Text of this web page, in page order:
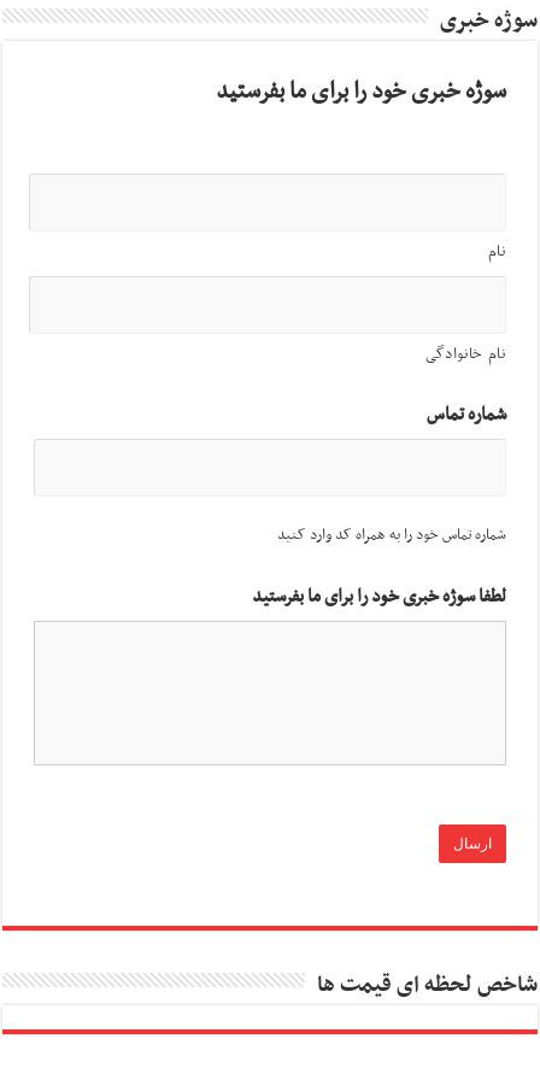
سوژه خبری
سوژه خبری خود را برای ما بفرستید
نام
نام خانوادگی
شماره تماس
شماره تماس خود را به همراه کد وارد کنید
لطفا سوژه خبری خود را برای ما بفرستید
شاخص لحظه ای قیمت ها